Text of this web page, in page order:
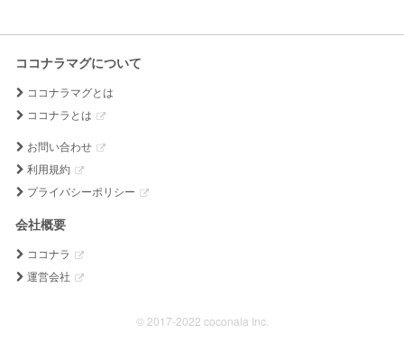
ココナラマグについて
ココナラマグとは
ココナラとは
お問い合わせ
利用規約
プライバシーポリシー
会社概要
ココナラ
運営会社
© 2017-2022 coconala Inc.